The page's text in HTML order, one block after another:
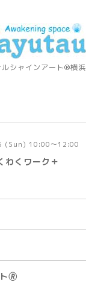
ルシャインアート®横浜
(Sun) 10:00～12:00
わくワーク＋
ト🄬